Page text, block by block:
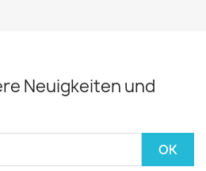
Neuigkeiten und